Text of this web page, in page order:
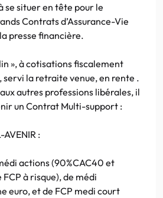
se situer en tête pour le
Contrats d’Assurance-Vie
presse financière.
», à cotisations fiscalement
servi la retraite venue, en rente .
autres professions libérales, il
un Contrat Multi-support :
:
actions (90%CAC40 et
FCP à risque), de médi
euro, et de FCP medi court